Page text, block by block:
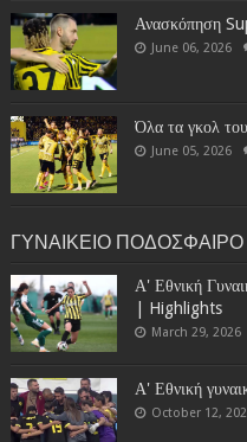
Ανασκόπηση
June 06, 2026
Όλα τα γκολ
June 05, 2026
ΓΥΝΑΙΚΕΙΟ ΠΟΔΟΣΦΑΙΡΟ
Α' Εθνική
| Highlights
March 29, 2026
Α' Εθνική
October 12,